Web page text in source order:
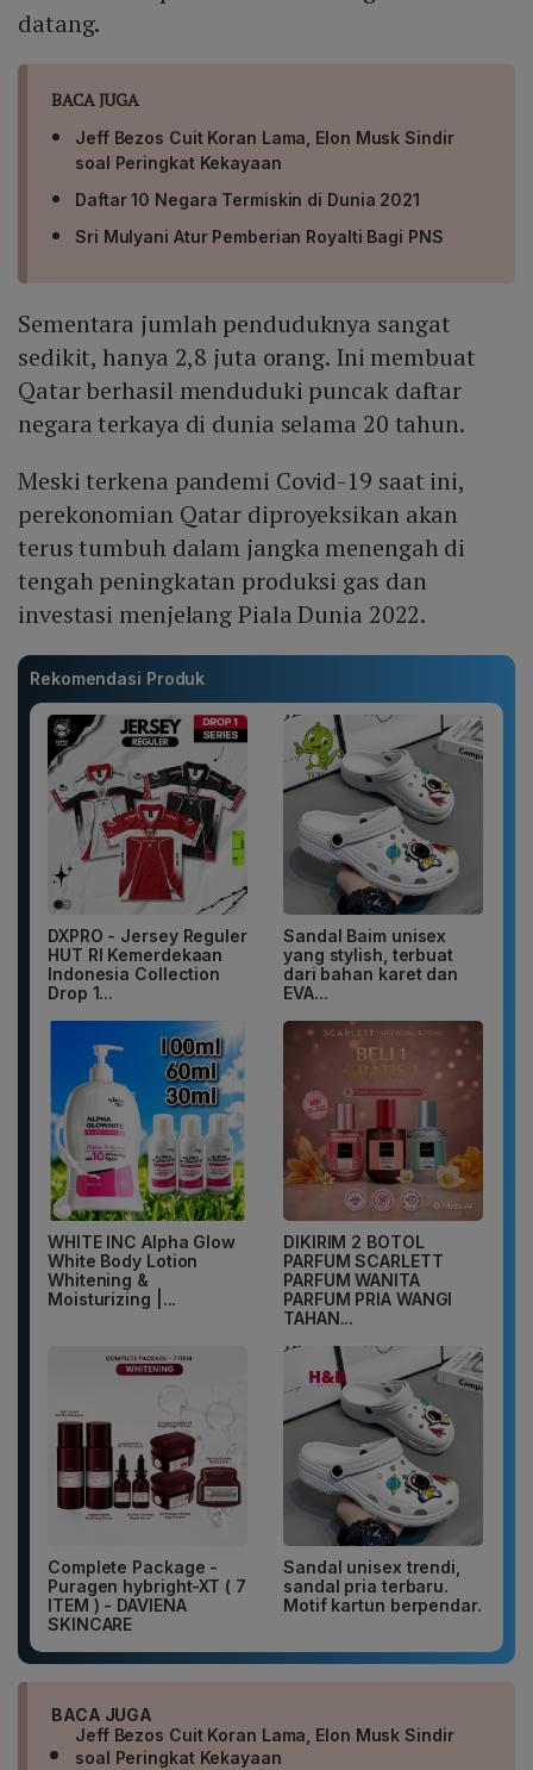
datang.
BACA JUGA
Jeff Bezos Cuit Koran Lama, Elon Musk Sindir
soal Peringkat Kekayaan
Daftar 10 Negara Termiskin di Dunia 2021
Sri Mulyani Atur Pemberian Royalti Bagi PNS
Sementara jumlah penduduknya sangat
sedikit, hanya 2,8 juta orang. Ini membuat
Qatar berhasil menduduki puncak daftar
negara terkaya di dunia selama 20 tahun.
Meski terkena pandemi Covid-19 saat ini,
perekonomian Qatar diproyeksikan akan
terus tumbuh dalam jangka menengah di
tengah peningkatan produksi gas dan
investasi menjelang Piala Dunia 2022.
Rekomendasi Produk
DXPRO - Jersey Reguler
HUT RI Kemerdekaan
Indonesia Collection
Drop 1...
Sandal Baim unisex
yang stylish, terbuat
dari bahan karet dan
EVA...
WHITE INC Alpha Glow
White Body Lotion
Whitening &
Moisturizing |...
DIKIRIM 2 BOTOL
PARFUM SCARLETT
PARFUM WANITA
PARFUM PRIA WANGI
TAHAN...
Complete Package -
Puragen hybright-XT ( 7
ITEM ) - DAVIENA
SKINCARE
Sandal unisex trendi,
sandal pria terbaru.
Motif kartun berpendar.
BACA JUGA
Jeff Bezos Cuit Koran Lama, Elon Musk Sindir
soal Peringkat Kekayaan